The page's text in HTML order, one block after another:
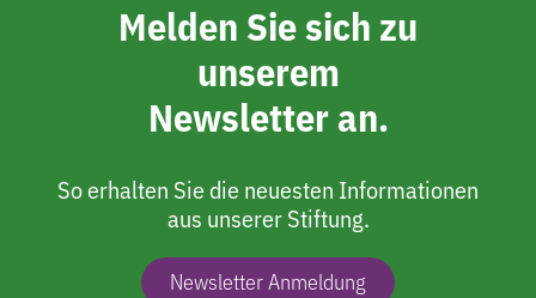
Melden Sie sich zu
unserem
Newsletter an.
So erhalten Sie die neuesten Informationen
aus unserer Stiftung.
Newsletter Anmeldung